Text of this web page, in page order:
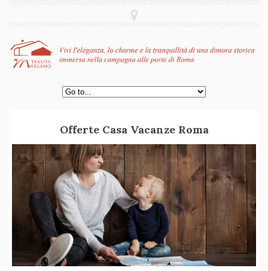
Offerte Casa Vacanze Roma